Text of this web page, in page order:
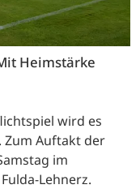
Heimstärke
wird es
Auftakt der
im
Lehnerz.